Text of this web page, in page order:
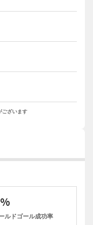
ございます
ルドゴール成功率